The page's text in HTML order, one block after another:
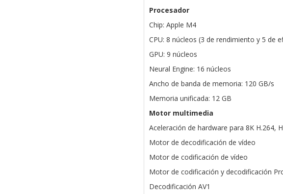
Procesador
Chip: Apple M4
CPU: 8 núcleos (3 de rendimiento y 5 de
GPU: 9 núcleos
Neural Engine: 16 núcleos
Ancho de banda de memoria: 120 GB/s
Memoria unificada: 12 GB
Motor multimedia
Aceleración de hardware para 8K H.264,
Motor de decodificación de vídeo
Motor de codificación de vídeo
Motor de codificación y decodificación
Decodificación AV1